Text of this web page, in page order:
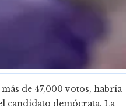
de 47,000 votos, habría
candidato demócrata. La